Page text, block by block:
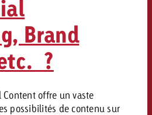
Brand
?
Content offre un vaste
possibilités de contenu sur